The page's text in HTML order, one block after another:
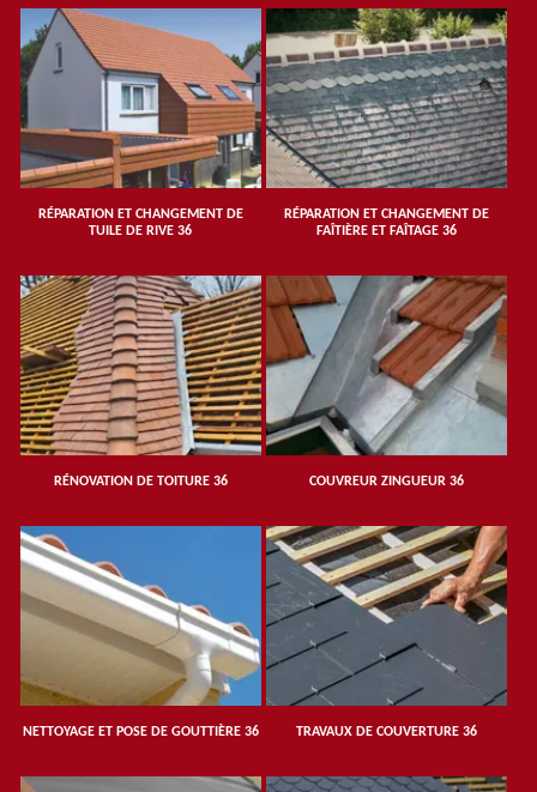
RÉPARATION ET CHANGEMENT DE
TUILE DE RIVE 36
RÉPARATION ET CHANGEMENT DE
FAÎTIÈRE ET FAÎTAGE 36
RÉNOVATION DE TOITURE 36 COUVREUR ZINGUEUR 36
NETTOYAGE ET POSE DE GOUTTIÈRE 36 TRAVAUX DE COUVERTURE 36